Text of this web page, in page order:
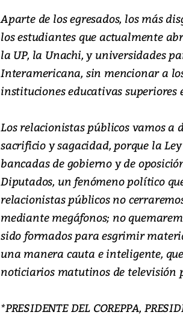
Aparte de los egresados, los más
los estudiantes que actualmente
la UP, la Unachi, y universidades
Interamericana, sin mencionar a
instituciones educativas superiores
Los relacionistas públicos vamos a
sacrificio y sagacidad, porque la
bancadas de gobierno y de
Diputados, un fenómeno político
relacionistas públicos no
mediante megáfonos; no
sido formados para esgrimir
una manera cauta e inteligente,
noticiarios matutinos de televisión
*PRESIDENTE DEL COREPPA,